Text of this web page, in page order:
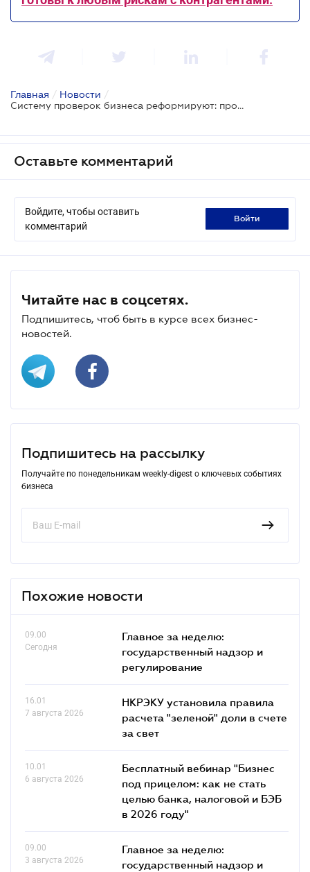
Главная / Новости /
Систему проверок бизнеса реформируют: проекты одобрил Кабмин
Оставьте комментарий
Войдите, чтобы оставить
комментарий
войти
Читайте нас в соцсетях.
Подпишитесь, чтоб быть в курсе всех бизнес-
новостей.
Подпишитесь на рассылку
Получайте по понедельникам weekly-digest о ключевых событиях
бизнеса
Похожие новости
09.00
Сегодня
Главное за неделю:
государственный надзор и
регулирование
16.01
7 августа 2026
НКРЭКУ установила правила
расчета "зеленой" доли в счете
за свет
10.01
6 августа 2026
Бесплатный вебинар "Бизнес
под прицелом: как не стать
целью банка, налоговой и БЭБ
в 2026 году"
09.00
3 августа 2026
Главное за неделю:
государственный надзор и